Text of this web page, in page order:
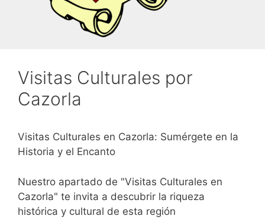
Visitas Culturales por
Cazorla
Visitas Culturales en Cazorla: Sumérgete en la
Historia y el Encanto
Nuestro apartado de "Visitas Culturales en
Cazorla" te invita a descubrir la riqueza
histórica y cultural de esta región